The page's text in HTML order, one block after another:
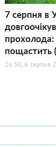
7 серпня в
пощастить
16:30, 6 серпня